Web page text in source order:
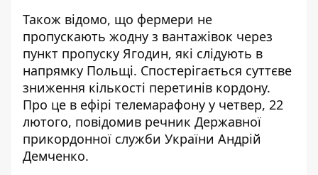
Також відомо, що фермери не
пропускають жодну з вантажівок через
пункт пропуску Ягодин, які слідують в
напрямку Польщі. Спостерігається суттєве
зниження кількості перетинів кордону.
Про це в ефірі телемарафону у четвер, 22
лютого, повідомив речник Державної
прикордонної служби України Андрій
Демченко.